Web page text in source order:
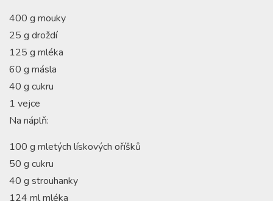
400 g mouky
25 g droždí
125 g mléka
60 g másla
40 g cukru
1 vejce
Na náplň:
100 g mletých lískových oříšků
50 g cukru
40 g strouhanky
124 ml mléka